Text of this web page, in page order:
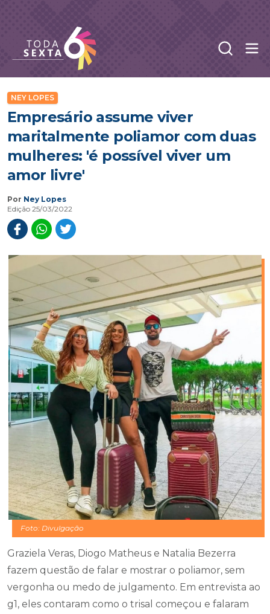
Toda Sexta - 4oito
NEY LOPES
Empresário assume viver
maritalmente poliamor com duas
mulheres: 'é possível viver um
amor livre'
Por Ney Lopes
Edição 25/03/2022
Foto: Divulgação
Graziela Veras, Diogo Matheus e Natalia Bezerra
fazem questão de falar e mostrar o poliamor, sem
vergonha ou medo de julgamento. Em entrevista ao
g1, eles contaram como o trisal começou e falaram